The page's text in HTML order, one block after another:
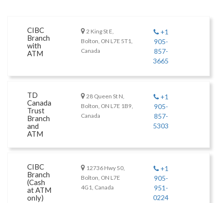
CIBC
Branch
with
ATM
2 King St E,
Bolton, ON L7E 5T1,
Canada
+1
905-
857-
3665
TD
Canada
Trust
Branch
and
ATM
28 Queen St N,
Bolton, ON L7E 1B9,
Canada
+1
905-
857-
5303
CIBC
Branch
(Cash
at ATM
only)
12736 Hwy 50,
Bolton, ON L7E
4G1, Canada
+1
905-
951-
0224